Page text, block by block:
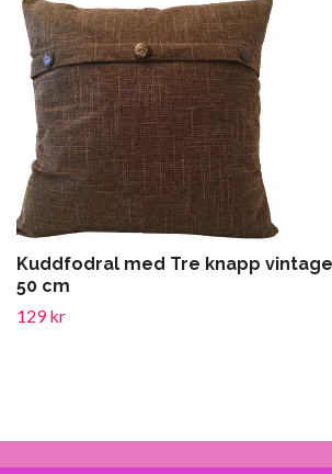
Kuddfodral med Tre knapp
50 cm
129 kr